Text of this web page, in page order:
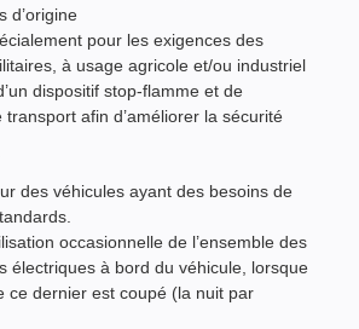
d’origine
pour les exigences des
à usage agricole et/ou industriel
dispositif stop-flamme et de
transport afin d’améliorer la sécurité
des véhicules ayant des besoins de
occasionnelle de l’ensemble des
électriques à bord du véhicule, lorsque
ce dernier est coupé (la nuit par